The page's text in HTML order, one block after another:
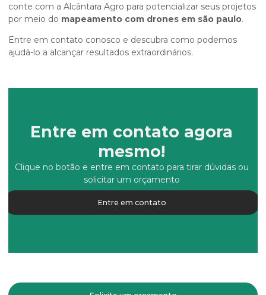
conte com a Alcântara Agro para potencializar seus projetos
por meio do mapeamento com drones em são paulo.
Entre em contato conosco e descubra como podemos
ajudá-lo a alcançar resultados extraordinários.
Entre em contato agora
mesmo!
Clique no botão e entre em contato para tirar dúvidas ou
solicitar um orçamento
Entre em contato